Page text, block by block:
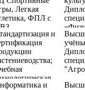
Легкая
ФПЛ с
и
и
по
и